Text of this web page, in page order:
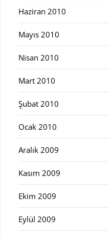
Haziran 2010
Mayıs 2010
Nisan 2010
Mart 2010
Şubat 2010
Ocak 2010
Aralık 2009
Kasım 2009
Ekim 2009
Eylül 2009